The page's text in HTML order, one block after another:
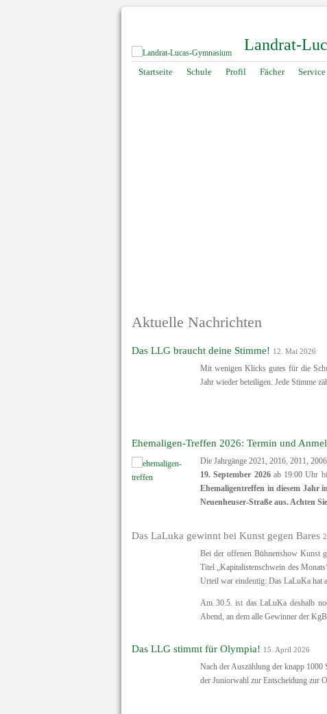
Landrat-
Navigation
Startseite Schule Profil Fächer Service
Aktuelle Nachrichten
Das LLG braucht deine Stimme! 12. Mai 2026
Mit wenigen Klicks gutes für die
Jahr wieder beteiligen. Jede Stimme
Ehemaligen-Treffen 2026: Termin und
Die Jahrgänge 2021, 2016, 2011,
19. September 2026ab 19:00 Uhr
Ehemaligentreffen in diesem Jahr
Neuenheuser-Straße aus. Achten
Das LaLuka gewinnt bei Kunst gegen Bares
Bei der offenen Bühnenshow Kunst
Titel „Kapitalistenschwein des
Urteil war eindeutig: Das LaLuKa hat
Am 30.5. ist das LaLuKa deshalb
Abend, an dem alle Gewinner der
Das LLG stimmt für Olympia! 15. April 2026
Nach der Auszählung der knapp
der Juniorwahl zur Entscheidung zur